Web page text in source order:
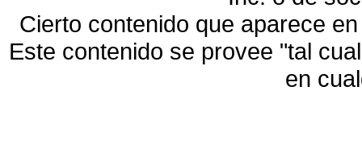
Cierto contenido que aparece
Este contenido se provee "tal
en